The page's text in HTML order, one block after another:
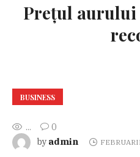
Prețul aurului
BUSINESS
...
0
by admin